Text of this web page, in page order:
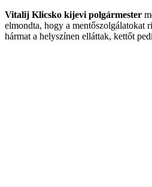
Vitalij Klicsko kijevi polgármester
elmondta, hogy a mentőszolgálatokat
hármat a helyszínen elláttak, kettőt